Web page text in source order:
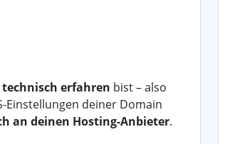
technisch erfahren bist – also
Einstellungen deiner Domain
an deinen Hosting-Anbieter.